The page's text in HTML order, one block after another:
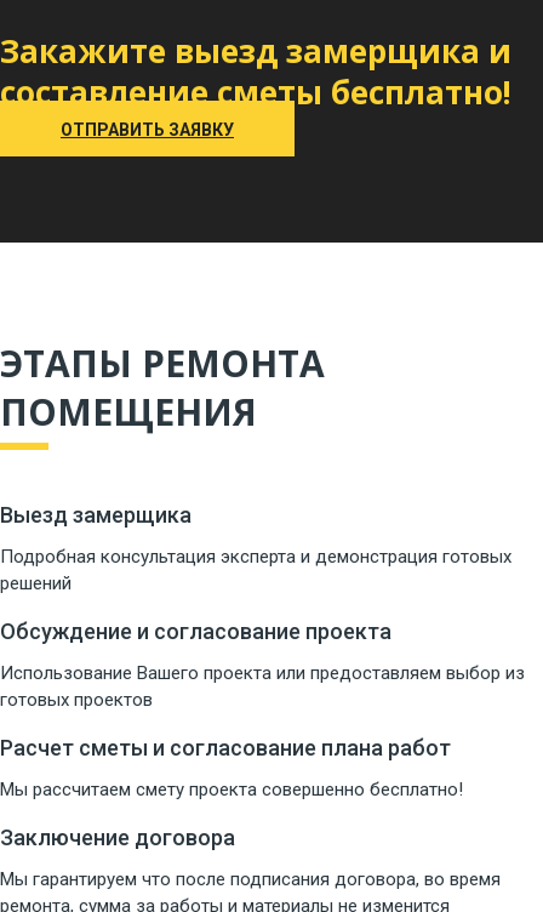
Закажите выезд замерщика и
составление сметы бесплатно!
ОТПРАВИТЬ ЗАЯВКУ
ЭТАПЫ РЕМОНТА
ПОМЕЩЕНИЯ
Выезд замерщика
Подробная консультация эксперта и демонстрация готовых
решений
Обсуждение и согласование проекта
Использование Вашего проекта или предоставляем выбор из
готовых проектов
Расчет сметы и согласование плана работ
Мы рассчитаем смету проекта совершенно бесплатно!
Заключение договора
Мы гарантируем что после подписания договора, во время
ремонта, сумма за работы и материалы не изменится